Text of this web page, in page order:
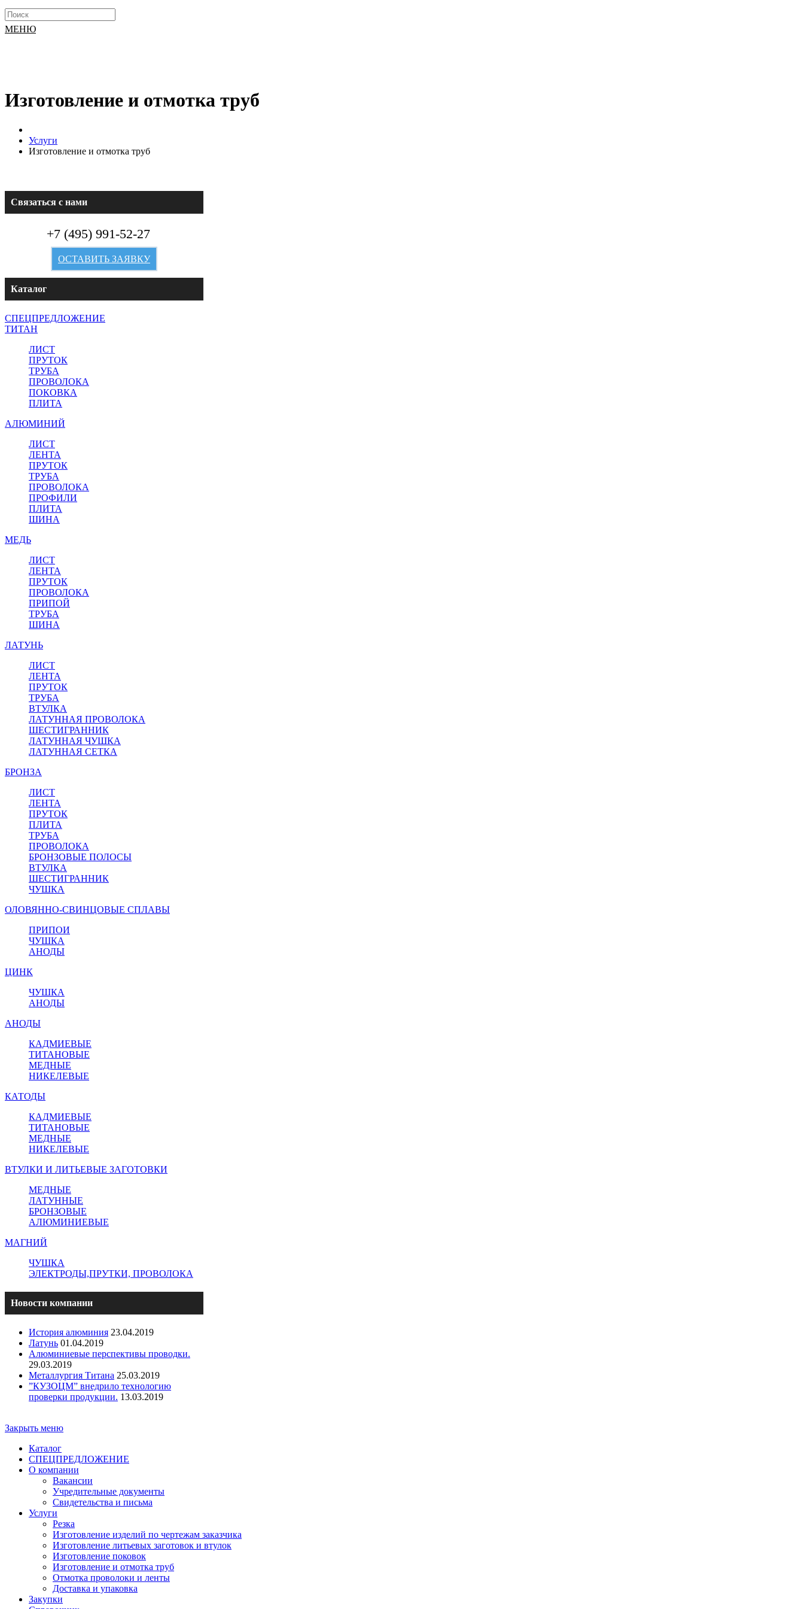
МЕНЮ
Изготовление и отмотка труб
Услуги
Изготовление и отмотка труб
Связаться с нами
+7 (495) 991-52-27
ОСТАВИТЬ ЗАЯВКУ
Каталог
СПЕЦПРЕДЛОЖЕНИЕ
ТИТАН
ЛИСТ
ПРУТОК
ТРУБА
ПРОВОЛОКА
ПОКОВКА
ПЛИТА
АЛЮМИНИЙ
ЛИСТ
ЛЕНТА
ПРУТОК
ТРУБА
ПРОВОЛОКА
ПРОФИЛИ
ПЛИТА
ШИНА
МЕДЬ
ЛИСТ
ЛЕНТА
ПРУТОК
ПРОВОЛОКА
ПРИПОЙ
ТРУБА
ШИНА
ЛАТУНЬ
ЛИСТ
ЛЕНТА
ПРУТОК
ТРУБА
ВТУЛКА
ЛАТУННАЯ ПРОВОЛОКА
ШЕСТИГРАННИК
ЛАТУННАЯ ЧУШКА
ЛАТУННАЯ СЕТКА
БРОНЗА
ЛИСТ
ЛЕНТА
ПРУТОК
ПЛИТА
ТРУБА
ПРОВОЛОКА
БРОНЗОВЫЕ ПОЛОСЫ
ВТУЛКА
ШЕСТИГРАННИК
ЧУШКА
ОЛОВЯННО-СВИНЦОВЫЕ СПЛАВЫ
ПРИПОИ
ЧУШКА
АНОДЫ
ЦИНК
ЧУШКА
АНОДЫ
АНОДЫ
КАДМИЕВЫЕ
ТИТАНОВЫЕ
МЕДНЫЕ
НИКЕЛЕВЫЕ
КАТОДЫ
КАДМИЕВЫЕ
ТИТАНОВЫЕ
МЕДНЫЕ
НИКЕЛЕВЫЕ
ВТУЛКИ И ЛИТЬЕВЫЕ ЗАГОТОВКИ
МЕДНЫЕ
ЛАТУННЫЕ
БРОНЗОВЫЕ
АЛЮМИНИЕВЫЕ
МАГНИЙ
ЧУШКА
ЭЛЕКТРОДЫ,ПРУТКИ, ПРОВОЛОКА
Новости компании
История алюминия 23.04.2019
Латунь 01.04.2019
Алюминиевые перспективы проводки.
29.03.2019
Металлургия Титана 25.03.2019
”КУЗОЦМ” внедрило технологию
проверки продукции. 13.03.2019
Закрыть меню
Каталог
СПЕЦПРЕДЛОЖЕНИЕ
О компании
Вакансии
Учредительные документы
Свидетельства и письма
Услуги
Резка
Изготовление изделий по чертежам заказчика
Изготовление литьевых заготовок и втулок
Изготовление поковок
Изготовление и отмотка труб
Отмотка проволоки и ленты
Доставка и упаковка
Закупки